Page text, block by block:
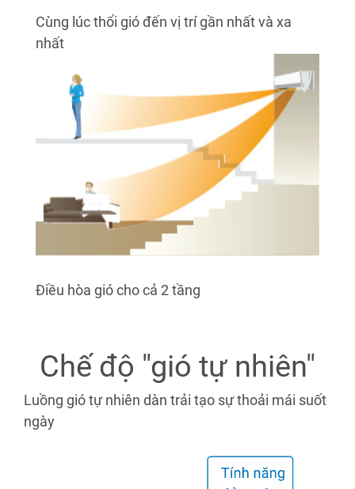
Cùng lúc thổi gió đến vị trí gần nhất và xa
nhất
Điều hòa gió cho cả 2 tầng
Chế độ "gió tự nhiên"
Luồng gió tự nhiên dàn trải tạo sự thoải mái suốt
ngày